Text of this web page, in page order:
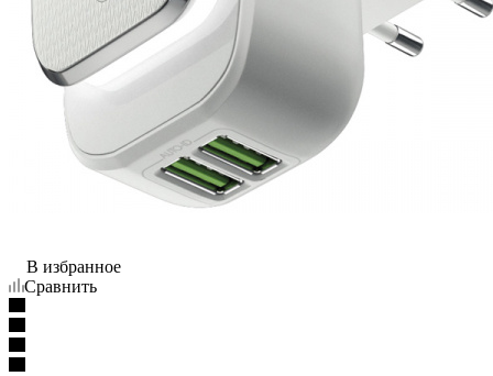
В избранное
Сравнить